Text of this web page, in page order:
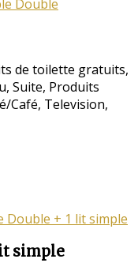
de toilette gratuits,
, Suite, Produits
Café, Television,
simple